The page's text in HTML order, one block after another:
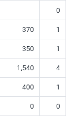
0
370 1
350 1
1,540 4
400 1
0 0